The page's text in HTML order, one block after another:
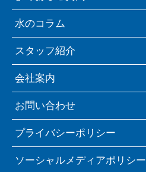
水のコラム
スタッフ紹介
会社案内
お問い合わせ
プライバシーポリシー
ソーシャルメディアポリシー